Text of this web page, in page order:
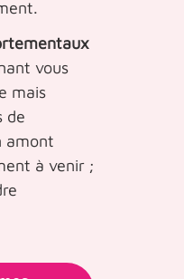
vous
mais
de
amont
à venir ;